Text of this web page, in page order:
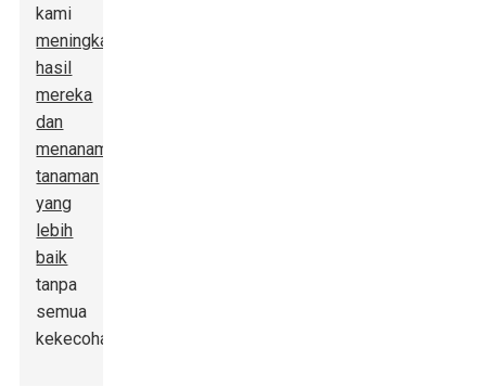
kami
meningkatkan
hasil
mereka
dan
menanam
tanaman
yang
lebih
baik
tanpa
semua
kekecohan.